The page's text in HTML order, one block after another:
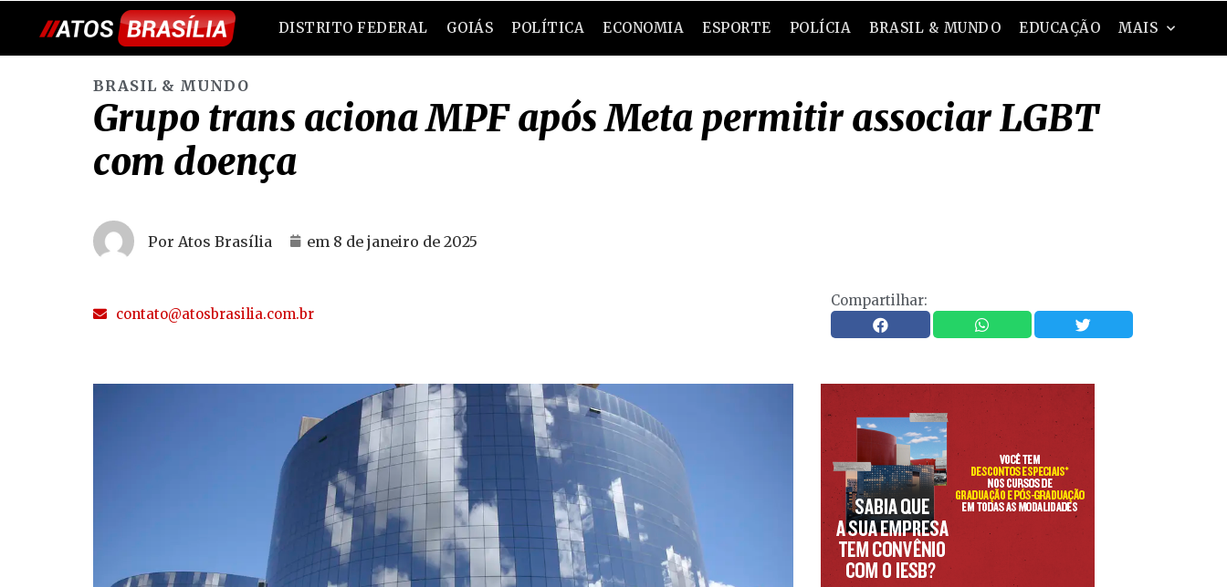
DISTRITO FEDERAL GOIÁS POLÍTICA ECONOMIA ESPORTE POLÍCIA BRASIL & MUNDO EDUCAÇÃO MAIS
BRASIL & MUNDO
Grupo trans aciona MPF após Meta permitir associar LGBT
com doença
Por Atos Brasília em 8 de janeiro de 2025
contato@atosbrasilia.com.br
Compartilhar: